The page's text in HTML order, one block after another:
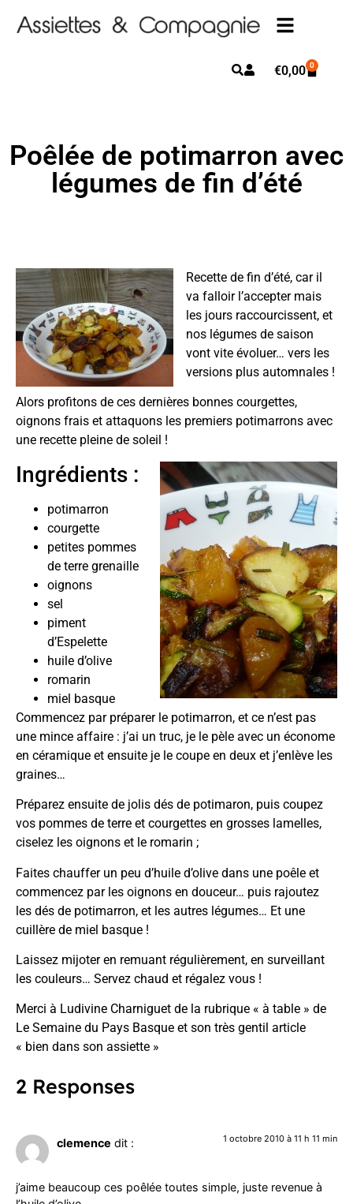
€0,00 0
Poêlée de potimarron avec
légumes de fin d’été
Recette de fin d’été, car il
va falloir l’accepter mais
les jours raccourcissent, et
nos légumes de saison
vont vite évoluer… vers les
versions plus automnales !
Alors profitons de ces dernières bonnes courgettes,
oignons frais et attaquons les premiers potimarrons avec
une recette pleine de soleil !
Ingrédients :
potimarron
courgette
petites pommes
de terre grenaille
oignons
sel
piment
d’Espelette
huile d’olive
romarin
miel basque
Commencez par préparer le potimarron, et ce n’est pas
une mince affaire : j’ai un truc, je le pèle avec un économe
en céramique et ensuite je le coupe en deux et j’enlève les
graines…
Préparez ensuite de jolis dés de potimaron, puis coupez
vos pommes de terre et courgettes en grosses lamelles,
ciselez les oignons et le romarin ;
Faites chauffer un peu d’huile d’olive dans une poêle et
commencez par les oignons en douceur… puis rajoutez
les dés de potimarron, et les autres légumes… Et une
cuillère de miel basque !
Laissez mijoter en remuant régulièrement, en surveillant
les couleurs… Servez chaud et régalez vous !
Merci à Ludivine Charniguet de la rubrique « à table » de
Le Semaine du Pays Basque et son très gentil article
« bien dans son assiette »
2 Responses
clemence dit : 1 octobre 2010 à 11 h 11 min
j’aime beaucoup ces poêlée toutes simple, juste revenue à